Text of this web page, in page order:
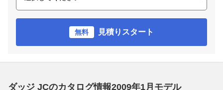
無料 見積りスタート
ダッジ JCのカタログ情報2009年1月モデル